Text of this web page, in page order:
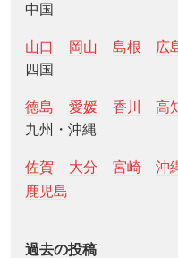
中国
山口 岡山 島根 広
四国
徳島 愛媛 香川
高
九州・沖縄
佐賀 大分 宮崎 沖
鹿児島
過去の投稿